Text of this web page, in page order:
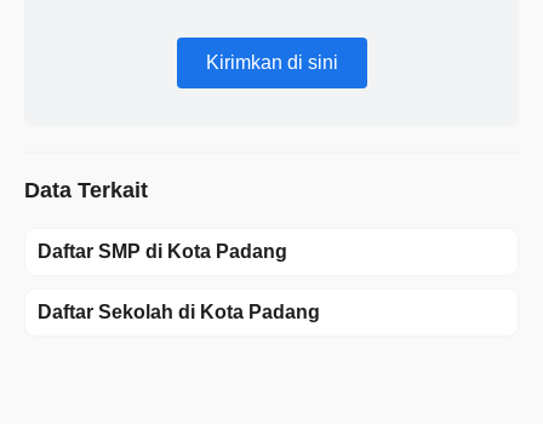
Kirimkan di sini
Data Terkait
Daftar SMP di Kota Padang
Daftar Sekolah di Kota Padang